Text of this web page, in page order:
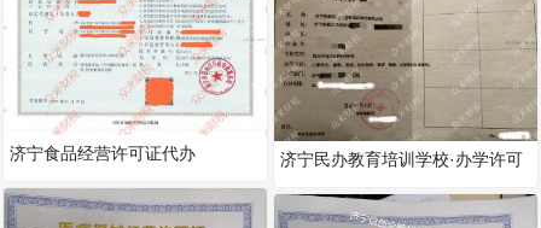
济宁食品经营许可证代办
济宁民办教育培训学校·办学许可